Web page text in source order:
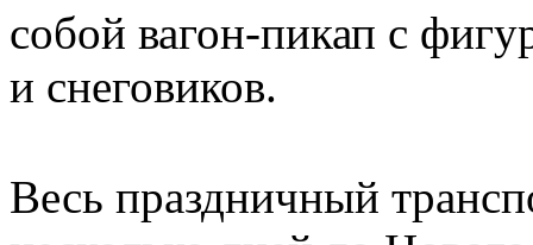
собой вагон-пикап с
и снеговиков.
Весь праздничный